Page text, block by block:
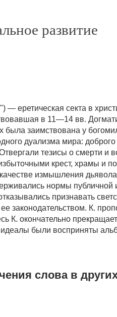
развитие
— еретическая секта в
в 11—14 вв.
была заимствована у
дуализма мира:
тезисы о смерти и
крест, храмы и
измышления
нормы публичной
признавать
законодательством. К.
К. окончательно прекращает
были восприняты
слова в